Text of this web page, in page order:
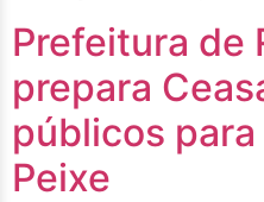
Prefeitura de
prepara
públicos para
Peixe